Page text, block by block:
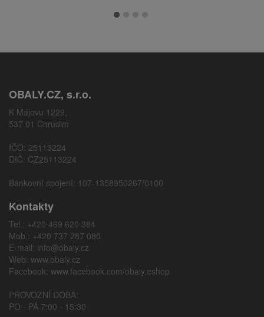
OBALY.CZ, s.r.o.
K Májovu 1229,
537 01 Chrudim
IČO: 25113224
DIČ: CZ25113224
Bankovní spojení: 107-1358950267/0100
Kontakty
Tel.: +420 469 620 384
Mob.: +420 737 287 080
E-mail: info@obaly.cz
Web: www.obaly.cz
Facebook: www.facebook.com/obaly.eshop
PROVOZNÍ DOBA:
PO - PÁ 7:00 - 15:30